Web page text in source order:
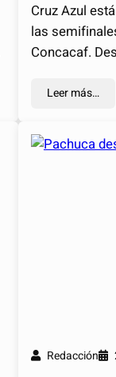
Cruz Azul
las
Concacaf.
Leer más…
Redacción